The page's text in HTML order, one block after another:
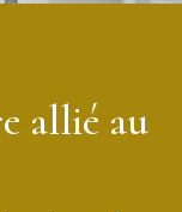
allié au